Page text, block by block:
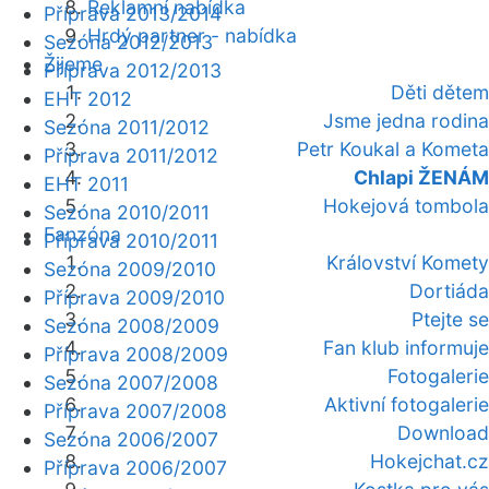
Reklamní nabídka
Hrdý partner - nabídka
Žijeme
Děti dětem
Jsme jedna rodina
Petr Koukal a Kometa
Chlapi ŽENÁM
Hokejová tombola
Fanzóna
Království Komety
Dortiáda
Ptejte se
Fan klub informuje
Fotogalerie
Aktivní fotogalerie
Download
Hokejchat.cz
Příprava 2013/2014
Sezóna 2012/2013
Příprava 2012/2013
EHT 2012
Sezóna 2011/2012
Příprava 2011/2012
EHT 2011
Sezóna 2010/2011
Příprava 2010/2011
Sezóna 2009/2010
Příprava 2009/2010
Sezóna 2008/2009
Příprava 2008/2009
Sezóna 2007/2008
Příprava 2007/2008
Sezóna 2006/2007
Příprava 2006/2007